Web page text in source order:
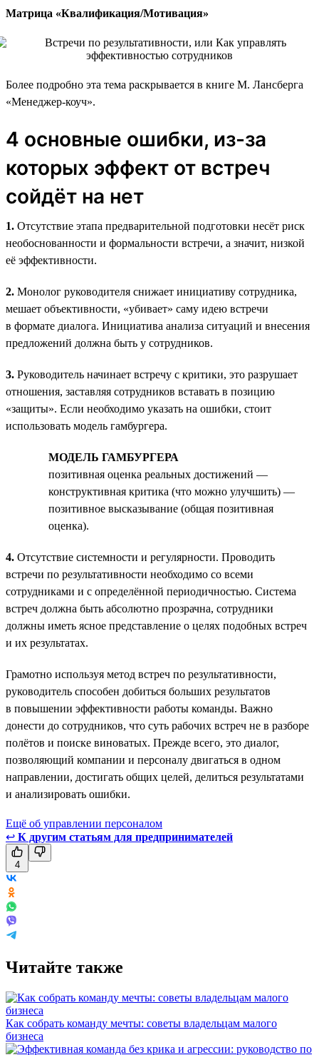
Матрица «Квалификация/Мотивация»
Более подробно эта тема раскрывается в книге М. Лансберга
«Менеджер-коуч».
4 основные ошибки, из-за
которых эффект от встреч
сойдёт на нет
1. Отсутствие этапа предварительной подготовки несёт риск
необоснованности и формальности встречи, а значит, низкой
её эффективности.
2. Монолог руководителя снижает инициативу сотрудника,
мешает объективности, «убивает» саму идею встречи
в формате диалога. Инициатива анализа ситуаций и внесения
предложений должна быть у сотрудников.
3. Руководитель начинает встречу с критики, это разрушает
отношения, заставляя сотрудников вставать в позицию
«защиты». Если необходимо указать на ошибки, стоит
использовать модель гамбургера.
МОДЕЛЬ ГАМБУРГЕРА
позитивная оценка реальных достижений —
конструктивная критика (что можно улучшить) —
позитивное высказывание (общая позитивная
оценка).
4. Отсутствие системности и регулярности. Проводить
встречи по результативности необходимо со всеми
сотрудниками и с определённой периодичностью. Система
встреч должна быть абсолютно прозрачна, сотрудники
должны иметь ясное представление о целях подобных встреч
и их результатах.
Грамотно используя метод встреч по результативности,
руководитель способен добиться больших результатов
в повышении эффективности работы команды. Важно
донести до сотрудников, что суть рабочих встреч не в разборе
полётов и поиске виноватых. Прежде всего, это диалог,
позволяющий компании и персоналу двигаться в одном
направлении, достигать общих целей, делиться результатами
и анализировать ошибки.
Ещё об управлении персоналом
↩ К другим статьям для предпринимателей
4
Читайте также
Как собрать команду мечты: советы владельцам малого
бизнеса